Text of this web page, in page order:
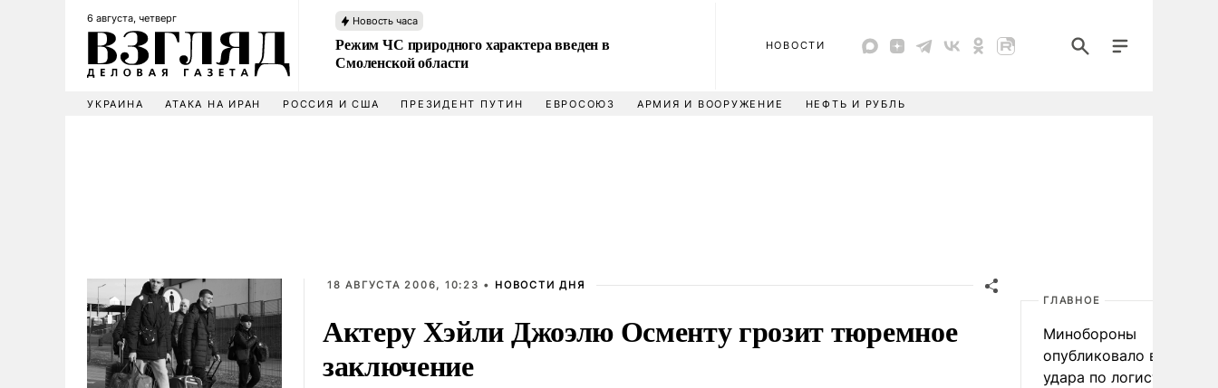
6 августа, четверг Новость часа
Режим ЧС природного характера введен в
Смоленской области
НОВОСТИ
УКРАИНА АТАКА НА ИРАН РОССИЯ И США ПРЕЗИДЕНТ ПУТИН ЕВРОСОЮЗ АРМИЯ И ВООРУЖЕНИЕ НЕФТЬ И РУБЛЬ
18 АВГУСТА 2006, 10:23 • НОВОСТИ ДНЯ
Актеру Хэйли Джоэлю Осменту грозит тюремное
заключение
ГЛАВНОЕ
Минобороны
опубликовало видео
удара по